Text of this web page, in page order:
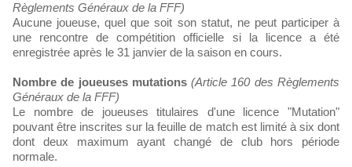
Règlements Généraux de la FFF)
Aucune joueuse, quel que soit son statut, ne peut participer à
une rencontre de compétition officielle si la licence a été
enregistrée après le 31 janvier de la saison en cours.
Nombre de joueuses mutations (Article 160 des Règlements
Généraux de la FFF)
Le nombre de joueuses titulaires d'une licence "Mutation"
pouvant être inscrites sur la feuille de match est limité à six dont
dont deux maximum ayant changé de club hors période
normale.